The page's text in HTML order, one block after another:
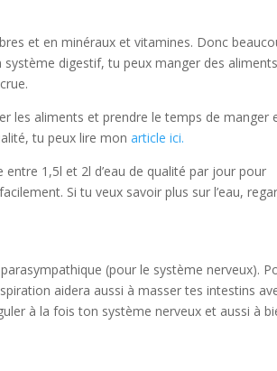
et en minéraux et vitamines. Donc
digestif, tu peux manger des aliments
les aliments et prendre le temps de manger
tu peux lire mon article ici.
entre 1,5l et 2l d’eau de qualité par jour pour
Si tu veux savoir plus sur l’eau,
(pour le système nerveux).
aidera aussi à masser tes intestins
à la fois ton système nerveux et aussi à